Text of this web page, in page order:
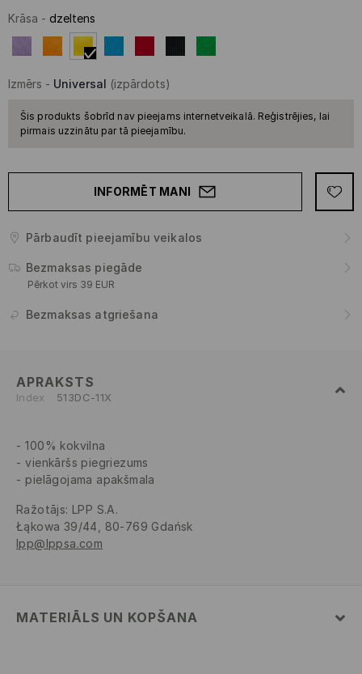
Krāsa - dzeltens
Izmērs - Universal (izpārdots)
Šis produkts šobrīd nav pieejams internetveikalā. Reģistrējies, lai
pirmais uzzinātu par tā pieejamību.
INFORMĒT MANI
Pārbaudīt pieejamību veikalos
Bezmaksas piegāde
Pērkot virs 39 EUR
Bezmaksas atgriešana
APRAKSTS
Index 513DC-11X
100% kokvilna
vienkāršs piegriezums
pielāgojama apakšmala
Ražotājs: LPP S.A.
Łąkowa 39/44, 80-769 Gdańsk
lpp@lppsa.com
MATERIĀLS UN KOPŠANA